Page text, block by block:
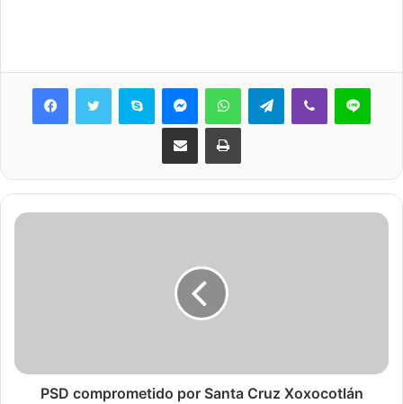
Skype MessengerWhatsAppTelegramViber Line
Share via Email Print
PSD comprometido por Santa Cruz Xoxocotlán